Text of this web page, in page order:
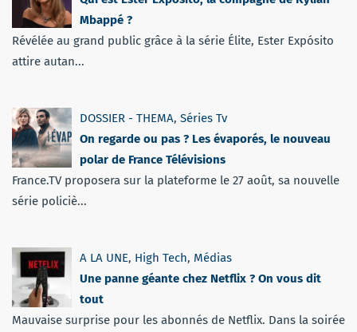
Mbappé ?
Révélée au grand public grâce à la série Élite, Ester Expósito
attire autan...
DOSSIER - THEMA, Séries Tv
On regarde ou pas ? Les évaporés, le nouveau
polar de France Télévisions
France.TV proposera sur la plateforme le 27 août, sa nouvelle
série policiè...
A LA UNE, High Tech, Médias
Une panne géante chez Netflix ? On vous dit
tout
Mauvaise surprise pour les abonnés de Netflix. Dans la soirée